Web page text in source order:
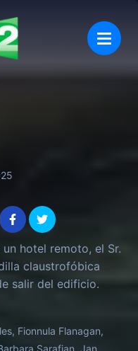
hotel remoto, el Sr.
claustrofóbica
salir del edificio.
Fionnula Flanagan,
Sarafian, Jan